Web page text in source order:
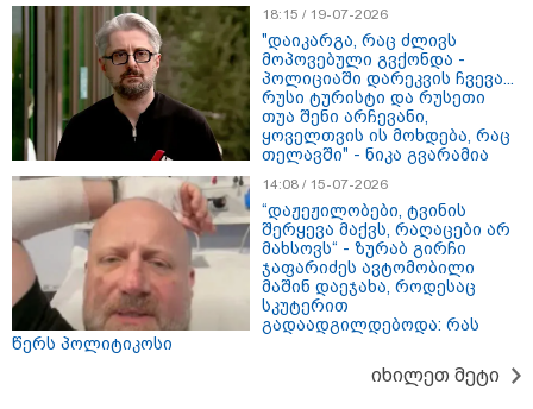
დაასანქცირა
16:41 / 08-08-2026
"კაპროვანში ზღვამ კიდევ ერთი
ჭურვი გამორიყა, ადგილზე
მობილიზებულია პოლიცია და
სამაშველო" - რას წერს და რა
კადრებს აქვეყნებს თათია
ნიკოლაშვილი?
12:18 / 08-08-2026
"რუსეთმა განახორციელა
20%-ის ოკუპაცია და
სააკაშვილის, მისი რეჟიმის
18:15 / 19-07-2026
"დაიკარგა, რაც ძლივს
მოპოვებული გვქონდა -
პოლიციაში დარეკვის ჩვევა...
რუსი ტურისტი და რუსეთი
თუა შენი არჩევანი,
ყოველთვის ის მოხდება, რაც
თელავში" - ნიკა გვარამია
14:08 / 15-07-2026
“დაჟეჟილობები, ტვინის
შერყევა მაქვს, რაღაცები არ
მახსოვს“ - ზურაბ გირჩი
ჯაფარიძეს ავტომობილი
მაშინ დაეჯახა, როდესაც
სკუტერით
გადაადგილდებოდა: რას
წერს პოლიტიკოსი
იხილეთ მეტი